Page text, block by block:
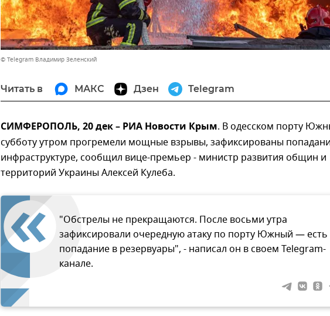
© Telegram Владимир Зеленский
Читать в МАКС Дзен Telegram
СИМФЕРОПОЛЬ, 20 дек – РИА Новости Крым. В одесском порту
субботу утром прогремели мощные взрывы, зафиксированы
инфраструктуре, сообщил вице-премьер - министр развития общин и
территорий Украины Алексей Кулеба.
"Обстрелы не прекращаются. После восьми утра
зафиксировали очередную атаку по порту Южный — есть
попадание в резервуары", - написал он в своем Telegram-
канале.